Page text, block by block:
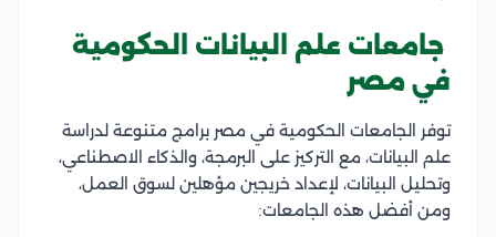
جامعات علم البيانات الحكومية
في مصر
توفر الجامعات الحكومية في مصر برامج متنوعة لدراسة
علم البيانات، مع التركيز على البرمجة، والذكاء الاصطناعي،
وتحليل البيانات، لإعداد خريجين مؤهلين لسوق العمل،
ومن أفضل هذه الجامعات: